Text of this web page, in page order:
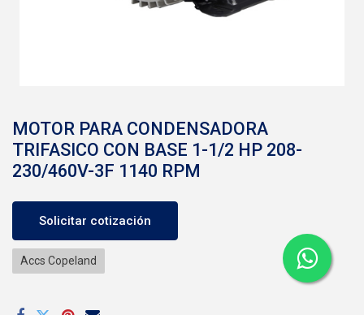
MOTOR PARA CONDENSADORA
TRIFASICO CON BASE 1-1/2 HP 208-
230/460V-3F 1140 RPM
Solicitar cotización
Accs Copeland